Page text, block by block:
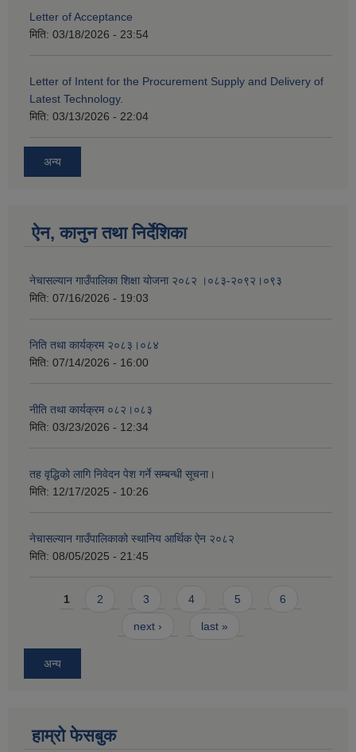
Letter of Acceptance
मिति: 03/18/2026 - 23:54
Letter of Intent for the Procurement Supply and Delivery of
Latest Technology.
मिति: 03/13/2026 - 22:04
अन्य
ऐन, कानुन तथा निर्देशिका
नेचासल्यान गाउँपालिका शिक्षा योजना २०८२ ।०८३-२०९२।०९३
मिति: 07/16/2026 - 19:03
निति तथा कार्यक्रम २०८३।०८४
मिति: 07/14/2026 - 16:00
नीति तथा कार्यक्रम ०८२।०८३
मिति: 03/23/2026 - 12:34
तह वृद्धिको लागि निवेदन पेश गर्ने सम्बन्धी सूचना।
मिति: 12/17/2025 - 10:26
नेचासल्यान गाउँपालिकाको स्थानिय आर्थिक ऐन २०८२
मिति: 08/05/2025 - 21:45
Pages
1 2 3 4 5 6
next › last »
अन्य
हाम्राे फेसबुक